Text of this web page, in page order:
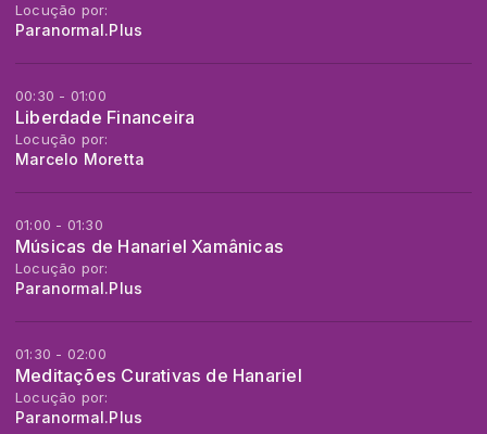
Locução por:
Paranormal.Plus
00:30 - 01:00
Liberdade Financeira
Locução por:
Marcelo Moretta
01:00 - 01:30
Músicas de Hanariel Xamânicas
Locução por:
Paranormal.Plus
01:30 - 02:00
Meditações Curativas de Hanariel
Locução por:
Paranormal.Plus